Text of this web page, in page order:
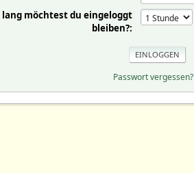
lang möchtest du eingeloggt
bleiben?:
Passwort vergessen?